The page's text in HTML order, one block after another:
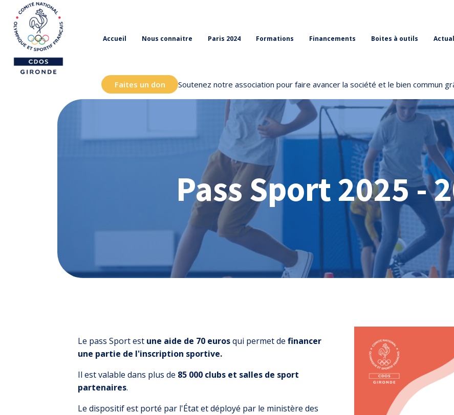
Accueil Nous connaitre Paris 2024 Formations Financements Boites à outils
Faites un don Soutenez notre association pour faire avancer la société et le bien commun
Pass Sport 2025 -
Le pass Sport est une aide de 70 eurosqui permet de financer
une partie de l'inscription sportive.
Il est valable dans plus de 85 000 clubs et salles de sport
partenaires.
Le dispositif est porté par l'État et déployé par le ministère des